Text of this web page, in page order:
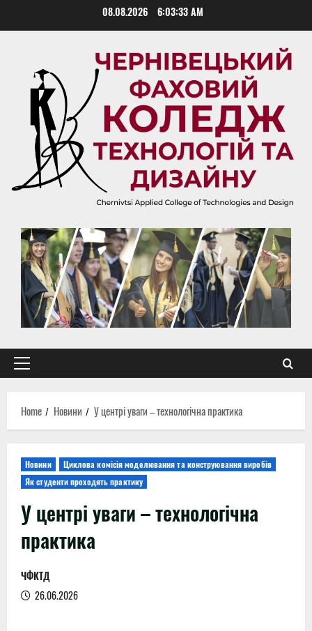
08.08.2026 6:03:33 AM
Primary
Home
Новини У центрі уваги – технологічна практика
Новини
Циклова комісія моделювання та конструювання виробів
Як студенти проходять практику
У центрі уваги – технологічна
практика
ЧФКТД
26.06.2026